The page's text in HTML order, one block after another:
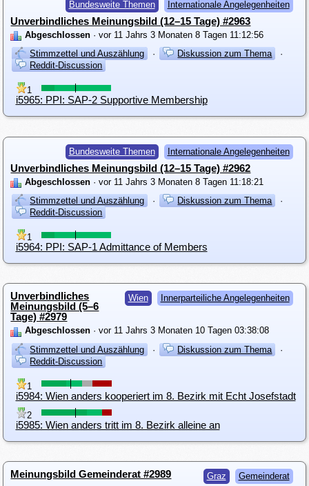
Bundesweite Themen Internationale Angelegenheiten
Unverbindliches Meinungsbild (12–15 Tage) #2963
Abgeschlossen · vor 11 Jahrs 3 Monaten 8 Tagen 11:12:56
Stimmzettel und Auszählung
· Diskussion zum Thema
·
Reddit-Discussion
1
i5965: PPI: SAP-2 Supportive Membership
Bundesweite Themen Internationale Angelegenheiten
Unverbindliches Meinungsbild (12–15 Tage) #2962
Abgeschlossen · vor 11 Jahrs 3 Monaten 8 Tagen 11:18:21
Stimmzettel und Auszählung
· Diskussion zum Thema
·
Reddit-Discussion
1
i5964: PPI: SAP-1 Admittance of Members
Wien Innerparteiliche Angelegenheiten
Unverbindliches
Meinungsbild (5–6
Tage) #2979
Abgeschlossen · vor 11 Jahrs 3 Monaten 10 Tagen 03:38:08
Stimmzettel und Auszählung
· Diskussion zum Thema
·
Reddit-Discussion
1
i5984: Wien anders kooperiert im 8. Bezirk mit Echt Josefstadt
2
i5985: Wien anders tritt im 8. Bezirk alleine an
Graz Gemeinderat
Meinungsbild Gemeinderat #2989